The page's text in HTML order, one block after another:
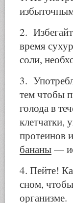
2.
время
соли,
3.
тем чтобы
голода в
клетчатки,
протеинов
бананы—
4. Пейте!
сном,
организме.